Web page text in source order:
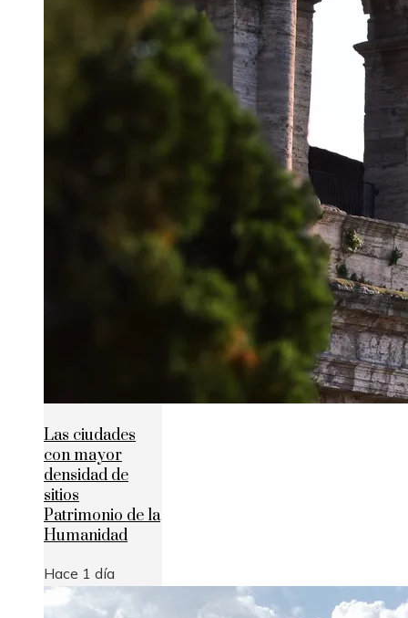
Las ciudades
con mayor
densidad de
sitios
Patrimonio de la
Humanidad
Hace 1 día